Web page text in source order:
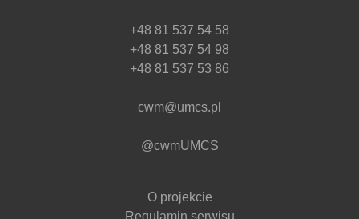
+48 81 537 54 58
+48 81 537 54 98
+48 81 537 53 86
cwm@umcs.pl
@cwmUMCS
O projekcie